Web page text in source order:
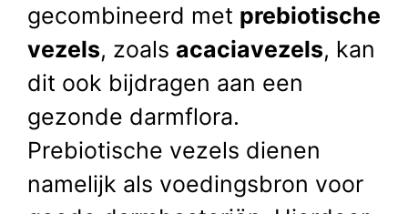
gecombineerd met prebiotische
vezels, zoals acaciavezels, kan
dit ook bijdragen aan een
gezonde darmflora.
Prebiotische vezels dienen
namelijk als voedingsbron voor